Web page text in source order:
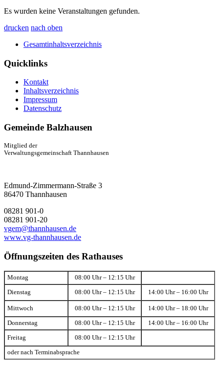
Es wurden keine Veranstaltungen gefunden.
drucken nach oben
Gesamtinhaltsverzeichnis
Quicklinks
Kontakt
Inhaltsverzeichnis
Impressum
Datenschutz
Gemeinde Balzhausen
Mitglied der
Verwaltungsgemeinschaft Thannhausen
Edmund-Zimmermann-Straße 3
86470 Thannhausen
08281 901-0
08281 901-20
vgem@thannhausen.de
www.vg-thannhausen.de
Öffnungszeiten des Rathauses
Montag 08:00 Uhr – 12:15 Uhr
Dienstag 08:00 Uhr – 12:15 Uhr 14:00 Uhr – 16:00 Uhr
Mittwoch 08:00 Uhr – 12:15 Uhr 14:00 Uhr – 18:00 Uhr
Donnerstag 08:00 Uhr – 12:15 Uhr 14:00 Uhr – 16:00 Uhr
Freitag 08:00 Uhr – 12:15 Uhr
oder nach Terminabsprache